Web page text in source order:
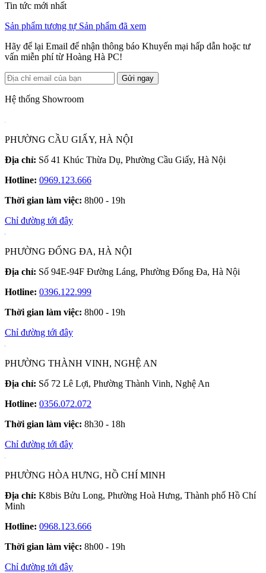
Tin tức mới nhất
Sản phẩm tương tự Sản phẩm đã xem
Hãy để lại Email để nhận thông báo Khuyến mại hấp dẫn hoặc tư
vấn miễn phí từ Hoàng Hà PC!
Gửi ngay
Hệ thống Showroom
PHƯỜNG CẦU GIẤY, HÀ NỘI
Địa chỉ: Số 41 Khúc Thừa Dụ, Phường Cầu Giấy, Hà Nội
Hotline: 0969.123.666
Thời gian làm việc: 8h00 - 19h
Chỉ đường tới đây
PHƯỜNG ĐỐNG ĐA, HÀ NỘI
Địa chỉ: Số 94E-94F Đường Láng, Phường Đống Đa, Hà Nội
Hotline: 0396.122.999
Thời gian làm việc: 8h00 - 19h
Chỉ đường tới đây
PHƯỜNG THÀNH VINH, NGHỆ AN
Địa chỉ: Số 72 Lê Lợi, Phường Thành Vinh, Nghệ An
Hotline: 0356.072.072
Thời gian làm việc: 8h30 - 18h
Chỉ đường tới đây
PHƯỜNG HÒA HƯNG, HỒ CHÍ MINH
Địa chỉ: K8bis Bửu Long, Phường Hoà Hưng, Thành phố Hồ Chí
Minh
Hotline: 0968.123.666
Thời gian làm việc: 8h00 - 19h
Chỉ đường tới đây